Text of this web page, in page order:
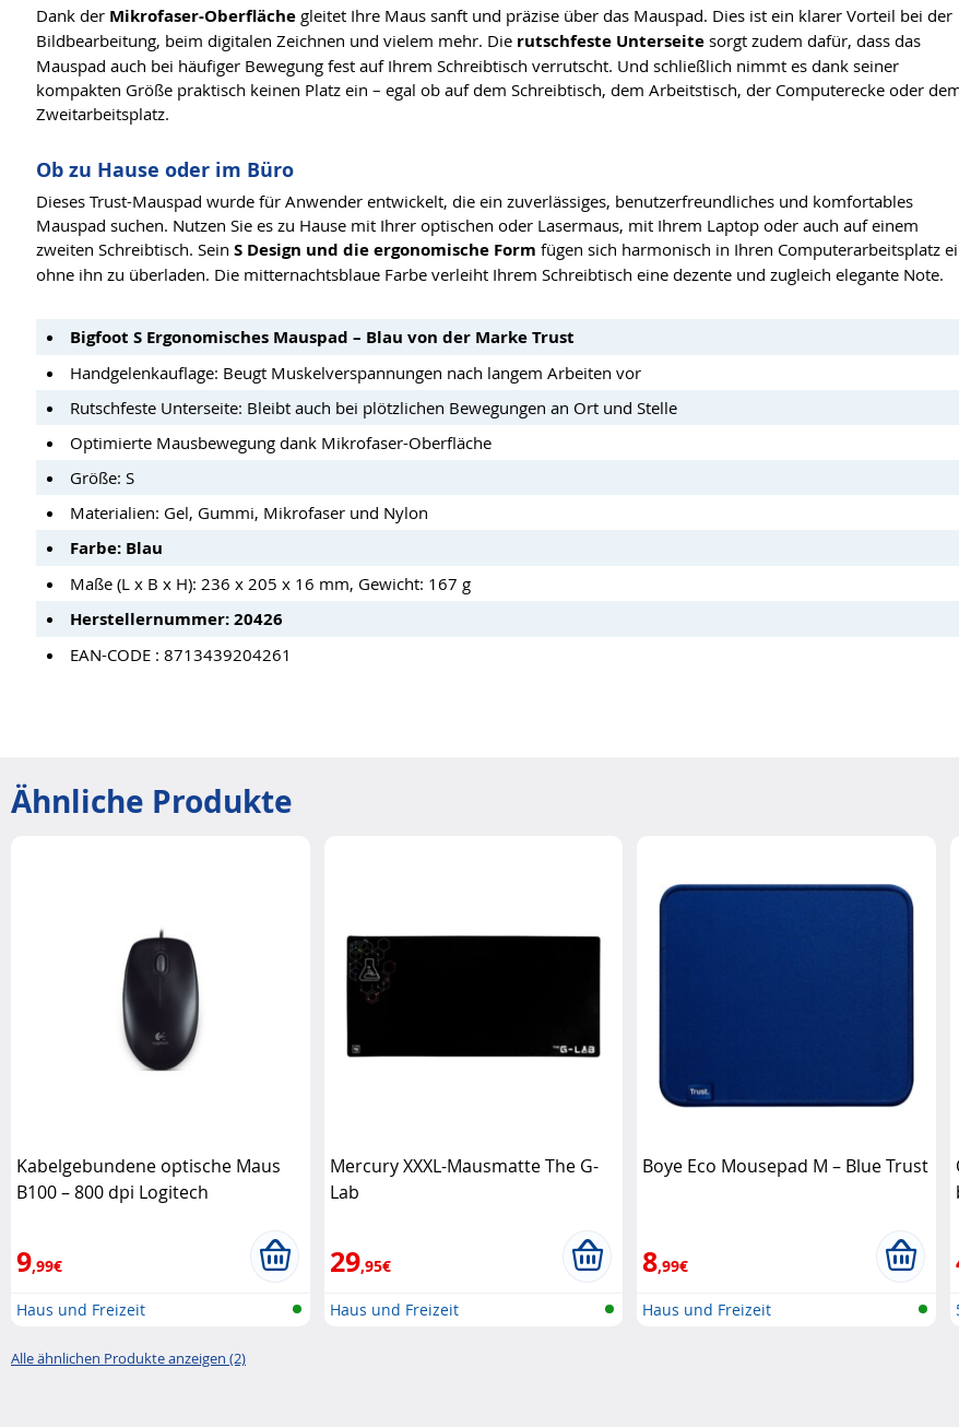
Dank der Mikrofaser-Oberfläche gleitet Ihre Maus sanft und präzise über das Mauspad. Dies ist ein klarer Vorteil bei der
Bildbearbeitung, beim digitalen Zeichnen und vielem mehr. Die rutschfeste Unterseite sorgt zudem dafür, dass das
Mauspad auch bei häufiger Bewegung fest auf Ihrem Schreibtisch verrutscht. Und schließlich nimmt es dank seiner
kompakten Größe praktisch keinen Platz ein – egal ob auf dem Schreibtisch, dem Arbeitstisch, der Computerecke oder
Zweitarbeitsplatz.
Ob zu Hause oder im Büro
Dieses Trust-Mauspad wurde für Anwender entwickelt, die ein zuverlässiges, benutzerfreundliches und komfortables
Mauspad suchen. Nutzen Sie es zu Hause mit Ihrer optischen oder Lasermaus, mit Ihrem Laptop oder auch auf einem
zweiten Schreibtisch. Sein S Design und die ergonomische Form fügen sich harmonisch in Ihren Computerarbeitsplatz
ohne ihn zu überladen. Die mitternachtsblaue Farbe verleiht Ihrem Schreibtisch eine dezente und zugleich elegante Note.
Bigfoot S Ergonomisches Mauspad – Blau von der Marke Trust
Handgelenkauflage: Beugt Muskelverspannungen nach langem Arbeiten vor
Rutschfeste Unterseite: Bleibt auch bei plötzlichen Bewegungen an Ort und Stelle
Optimierte Mausbewegung dank Mikrofaser-Oberfläche
Größe: S
Materialien: Gel, Gummi, Mikrofaser und Nylon
Farbe: Blau
Maße (L x B x H): 236 x 205 x 16 mm, Gewicht: 167 g
Herstellernummer: 20426
EAN-CODE : 8713439204261
Ähnliche Produkte
Kabelgebundene optische Maus
B100 – 800 dpi Logitech
9,99€
Haus und Freizeit
Mercury XXXL-Mausmatte The G-
Lab
29,95€
Haus und Freizeit
Boye Eco Mousepad M – Blue Trust
8,99€
Haus und Freizeit
Alle ähnlichen Produkte anzeigen (2)